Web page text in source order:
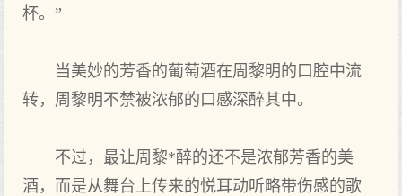
杯。”
当美妙的芳香的葡萄酒在周黎明的口腔中流
转，周黎明不禁被浓郁的口感深醉其中。
不过，最让周黎*醉的还不是浓郁芳香的美
酒，而是从舞台上传来的悦耳动听略带伤感的歌